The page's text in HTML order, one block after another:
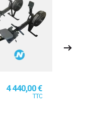
Prix
4 440,00 €
TTC